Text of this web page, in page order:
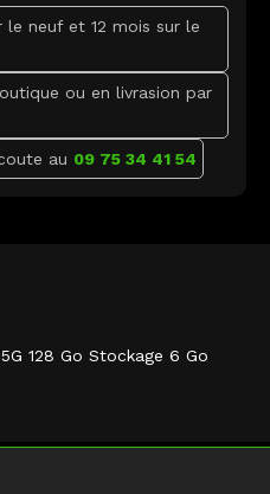
le neuf et 12 mois sur le
ou en livrasion par
au 09 75 34 41 54
128 Go Stockage 6 Go